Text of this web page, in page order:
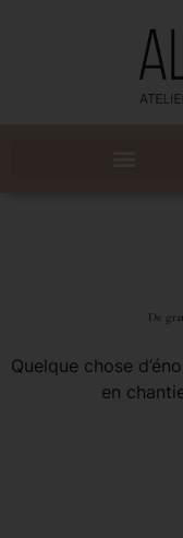
De
Quelque chose
en